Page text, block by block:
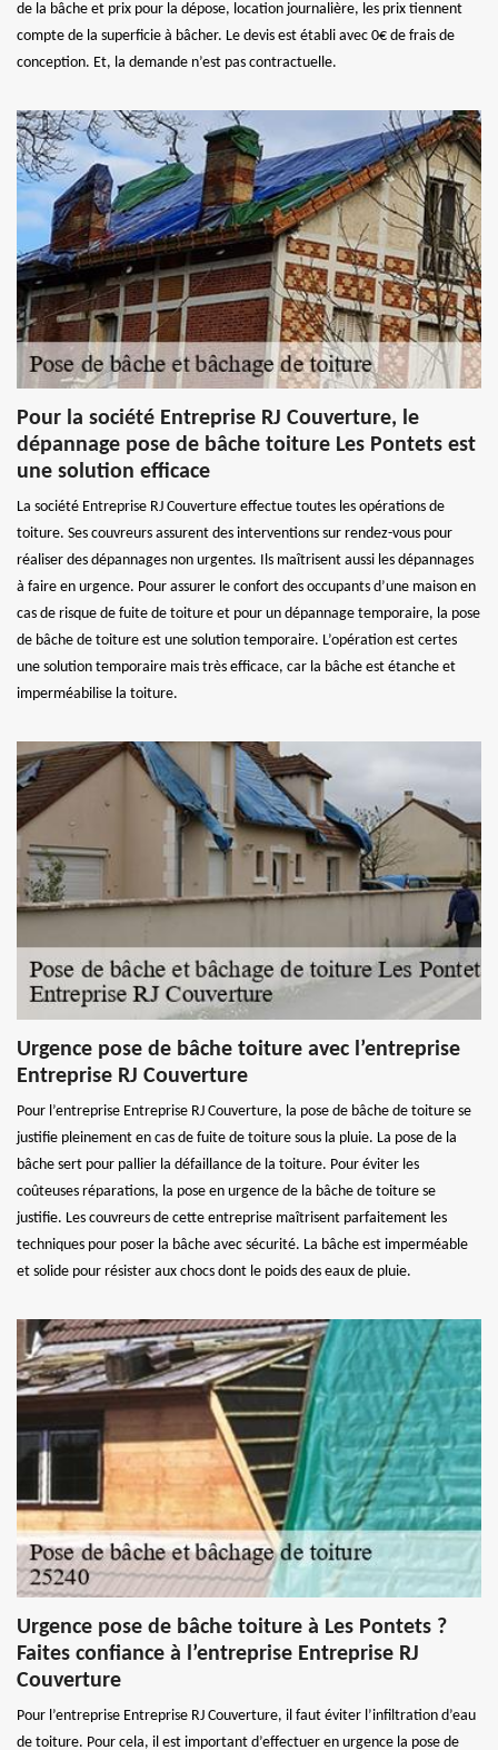
de la bâche et prix pour la dépose, location journalière, les prix tiennent
compte de la superficie à bâcher. Le devis est établi avec 0€ de frais de
conception. Et, la demande n’est pas contractuelle.
Pour la société Entreprise RJ Couverture, le
dépannage pose de bâche toiture Les Pontets est
une solution efficace
La société Entreprise RJ Couverture effectue toutes les opérations de
toiture. Ses couvreurs assurent des interventions sur rendez-vous pour
réaliser des dépannages non urgentes. Ils maîtrisent aussi les dépannages
à faire en urgence. Pour assurer le confort des occupants d’une maison en
cas de risque de fuite de toiture et pour un dépannage temporaire, la pose
de bâche de toiture est une solution temporaire. L’opération est certes
une solution temporaire mais très efficace, car la bâche est étanche et
imperméabilise la toiture.
Urgence pose de bâche toiture avec l’entreprise
Entreprise RJ Couverture
Pour l’entreprise Entreprise RJ Couverture, la pose de bâche de toiture se
justifie pleinement en cas de fuite de toiture sous la pluie. La pose de la
bâche sert pour pallier la défaillance de la toiture. Pour éviter les
coûteuses réparations, la pose en urgence de la bâche de toiture se
justifie. Les couvreurs de cette entreprise maîtrisent parfaitement les
techniques pour poser la bâche avec sécurité. La bâche est imperméable
et solide pour résister aux chocs dont le poids des eaux de pluie.
Urgence pose de bâche toiture à Les Pontets ?
Faites confiance à l’entreprise Entreprise RJ
Couverture
Pour l’entreprise Entreprise RJ Couverture, il faut éviter l’infiltration d’eau
de toiture. Pour cela, il est important d’effectuer en urgence la pose de